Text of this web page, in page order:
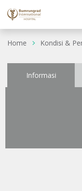
Home Kondisi &
Informasi